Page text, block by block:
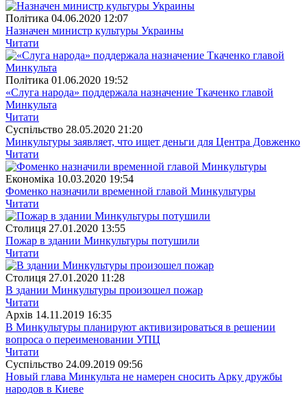
Полiтика 04.06.2020 12:07
Назначен министр культуры Украины
Читати
Полiтика 01.06.2020 19:52
«Слуга народа» поддержала назначение Ткаченко главой
Минкульта
Читати
Суспiльство 28.05.2020 21:20
Минкультуры заявляет, что ищет деньги для Центра Довженко
Читати
Економіка 10.03.2020 19:54
Фоменко назначили временной главой Минкультуры
Читати
Столиця 27.01.2020 13:55
Пожар в здании Минкультуры потушили
Читати
Столиця 27.01.2020 11:28
В здании Минкультуры произошел пожар
Читати
Архiв 14.11.2019 16:35
В Минкультуры планируют активизироваться в решении
вопроса о переименовании УПЦ
Читати
Суспiльство 24.09.2019 09:56
Новый глава Минкульта не намерен сносить Арку дружбы
народов в Киеве